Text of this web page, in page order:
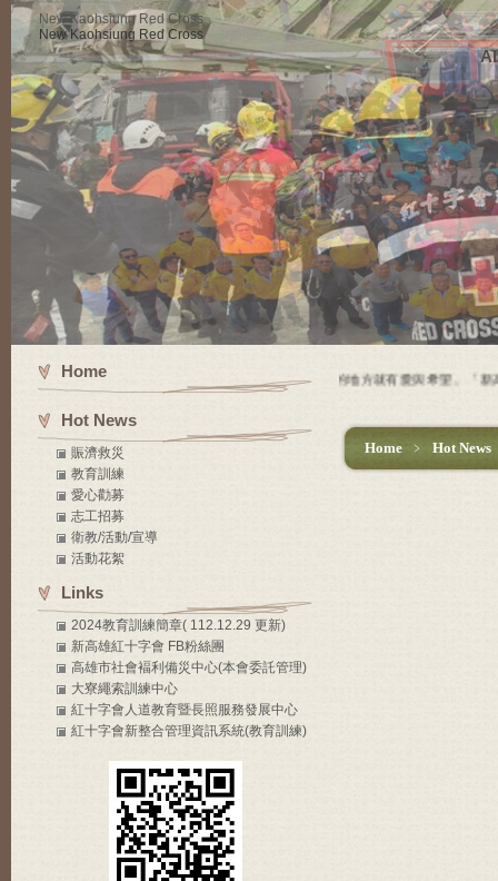
New Kaohsiung Red Cross
New Kaohsiung Red Cross
使命 有苦難的地方就有紅十字會，有紅十字會的地方就有愛與希望。「新高
Home ﹥ Hot News
Home
Hot News
賑濟救災
教育訓練
愛心勸募
志工招募
衛教/活動/宣導
活動花絮
Links
2024教育訓練簡章( 112.12.29 更新)
新高雄紅十字會 FB粉絲團
高雄市社會褔利備災中心(本會委託管理)
大寮繩索訓練中心
紅十字會人道教育暨長照服務發展中心
紅十字會新整合管理資訊系統(教育訓練)